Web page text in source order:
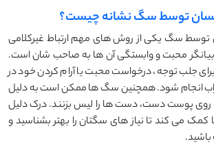
توسط سگ نشانه چیست؟
سگ یکی از روش های مهم ارتباط غیرکلامی
محبت و وابستگی آن ها به صاحب شان است.
جلب توجه، درخواست محبت یا آرام کردن خود در
انجام شود. همچنین سگ ها ممکن است به دلیل
پوست دست، دست ها را لیس بزنند. درک دلیل
کمک می کند تا نیاز های سگتان را بهتر بشناسید و